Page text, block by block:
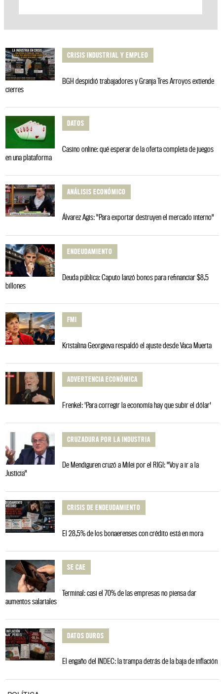
CRISIS INDUSTRIAL Y EMPLEO
BGH despidió trabajadores y Granja Tres Arroyos extiende
cierres
DATOS
Casino online: qué esperar de la oferta completa de juegos
en una plataforma
ANÁLISIS ECONÓMICO
Álvarez Agis: "Para exportar destruyen el mercado interno"
ENDEUDAMIENTO
Deuda pública: Caputo lanzó bonos para refinanciar $8,5
billones
FMI
Kristalina Georgieva respaldó el ajuste desde Vaca Muerta
ADVERTENCIA ECONÓMICA
Frenkel: 'Para corregir la economía hay que subir el dólar'
CRUZADURA POR LA INDUSTRIA
De Mendiguren cruzó a Milei por el RIGI: "Voy a ir a la
Justicia"
CRISIS DE ENDEUDAMIENTO
El 28,5% de los bonaerenses con crédito está en mora
SE CAE
Terminal: casi el 70% de las empresas no piensa dar
aumentos salariales
DATOS DUROS
El engaño del INDEC: la trampa detrás de la baja de inflación